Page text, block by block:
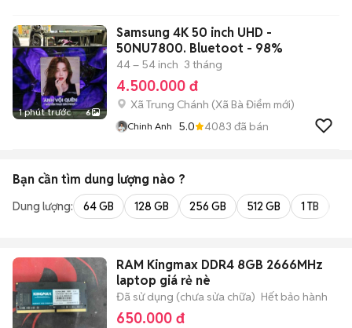
1 phút trước 6
Samsung 4K 50 inch UHD -
50NU7800. Bluetoot - 98%
44 – 54 inch 3 tháng
4.500.000 đ
Xã Trung Chánh (Xã Bà Điểm mới)
Chinh Anh 5.0 4083 đã bán
Bạn cần tìm dung lượng nào ?
Dung lượng: 64 GB 128 GB 256 GB 512 GB 1 TB
RAM Kingmax DDR4 8GB 2666MHz
laptop giá rẻ nè
Đã sử dụng (chưa sửa chữa) Hết bảo hành
650.000 đ